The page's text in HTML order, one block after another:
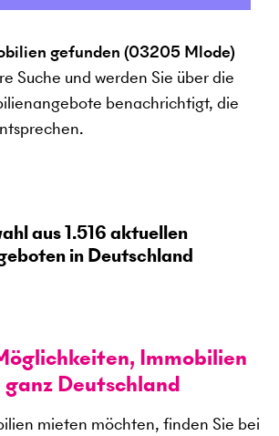
gefunden (03205 Mlode)
Suche und werden Sie über die
benachrichtigt, die
aus1.516aktuellen
in Deutschland
Immobilien
Deutschland
mieten möchten, finden Sie bei